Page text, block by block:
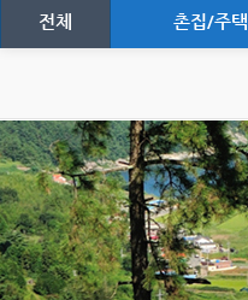
전체 촌집/주택